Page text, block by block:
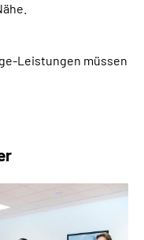
Leistungen müssen